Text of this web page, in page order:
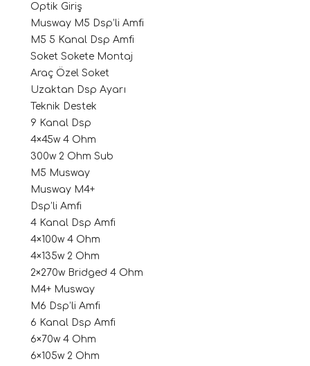
Optik Giriş
Musway M5 Dsp’li Amfi
M5 5 Kanal Dsp Amfi
Soket Sokete Montaj
Araç Özel Soket
Uzaktan Dsp Ayarı
Teknik Destek
9 Kanal Dsp
4×45w 4 Ohm
300w 2 Ohm Sub
M5 Musway
Musway M4+
Dsp’li Amfi
4 Kanal Dsp Amfi
4×100w 4 Ohm
4×135w 2 Ohm
2×270w Bridged 4 Ohm
M4+ Musway
M6 Dsp’li Amfi
6 Kanal Dsp Amfi
6×70w 4 Ohm
6×105w 2 Ohm